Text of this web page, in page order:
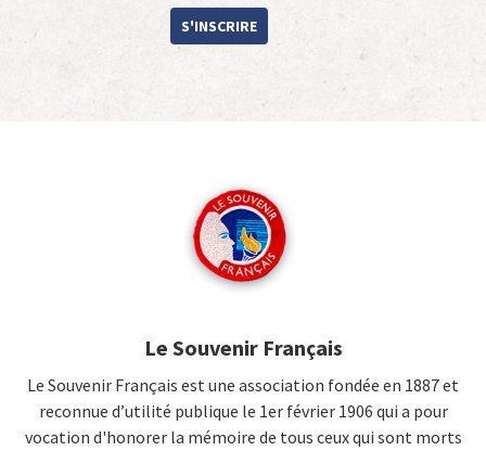
S'INSCRIRE
Le Souvenir Français
Le Souvenir Français est une association fondée en 1887 et
reconnue d’utilité publique le 1er février 1906 qui a pour
vocation d'honorer la mémoire de tous ceux qui sont morts